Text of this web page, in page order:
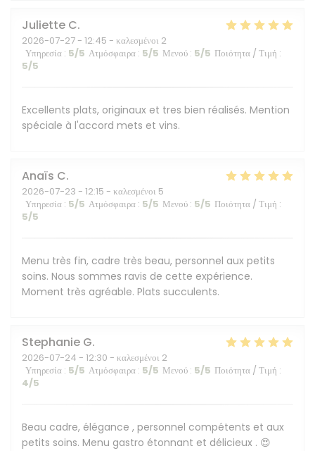
Juliette C
2026-07-27 - 12:45 - καλεσμένοι 2
Υπηρεσία : 5/5 Ατμόσφαιρα : 5/5 Μενού : 5/5 Ποιότητα / Τιμή :
5/5
Excellents plats, originaux et tres bien réalisés. Mention
spéciale à l'accord mets et vins.
Anaïs C
2026-07-23 - 12:15 - καλεσμένοι 5
Υπηρεσία : 5/5 Ατμόσφαιρα : 5/5 Μενού : 5/5 Ποιότητα / Τιμή :
5/5
Menu très fin, cadre très beau, personnel aux petits
soins. Nous sommes ravis de cette expérience.
Moment très agréable. Plats succulents.
Stephanie G
2026-07-24 - 12:30 - καλεσμένοι 2
Υπηρεσία : 5/5 Ατμόσφαιρα : 5/5 Μενού : 5/5 Ποιότητα / Τιμή :
4/5
Beau cadre, élégance , personnel compétents et aux
petits soins. Menu gastro étonnant et délicieux . 😍